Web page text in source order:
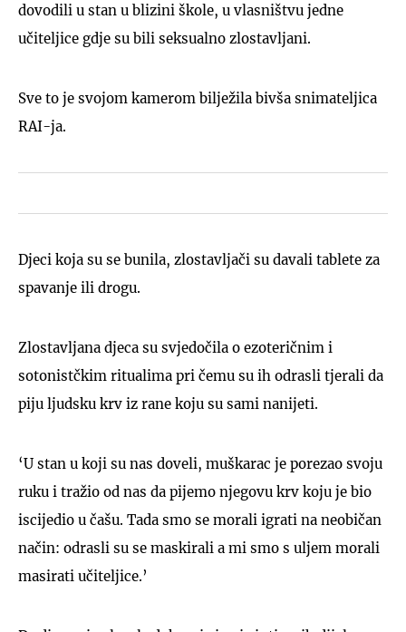
dovodili u stan u blizini škole, u vlasništvu jedne
učiteljice gdje su bili seksualno zlostavljani.
Sve to je svojom kamerom bilježila bivša snimateljica
RAI-ja.
Djeci koja su se bunila, zlostavljači su davali tablete za
spavanje ili drogu.
Zlostavljana djeca su svjedočila o ezoteričnim i
sotonistčkim ritualima pri čemu su ih odrasli tjerali da
piju ljudsku krv iz rane koju su sami nanijeti.
‘U stan u koji su nas doveli, muškarac je porezao svoju
ruku i tražio od nas da pijemo njegovu krv koju je bio
iscijedio u čašu. Tada smo se morali igrati na neobičan
način: odrasli su se maskirali a mi smo s uljem morali
masirati učiteljice.’